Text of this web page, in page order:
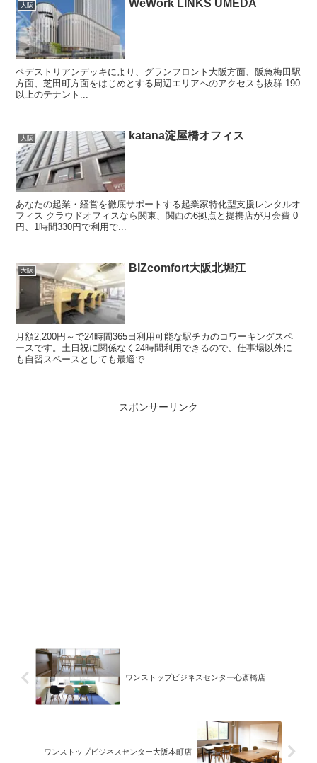
大阪 WeWork LINKS UMEDA
ペデストリアンデッキにより、グランフロント大阪方面、阪急梅田駅
方面、芝田町方面をはじめとする周辺エリアへのアクセスも抜群 190
以上のテナント...
大阪 katana淀屋橋オフィス
あなたの起業・経営を徹底サポートする起業家特化型支援レンタルオ
フィス クラウドオフィスなら関東、関西の6拠点と提携店が月会費 0
円、1時間330円で利用で...
大阪 BIZcomfort大阪北堀江
月額2,200円～で24時間365日利用可能な駅チカのコワーキングスペ
ースです。土日祝に関係なく24時間利用できるので、仕事場以外に
も自習スペースとしても最適で...
スポンサーリンク
ワンストップビジネスセンター心斎橋店
ワンストップビジネスセンター大阪本町店